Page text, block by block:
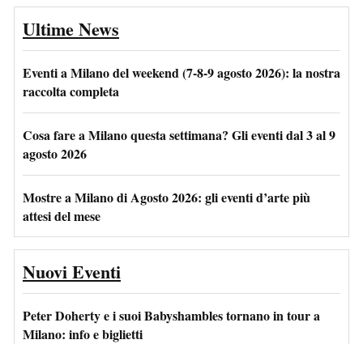
Ultime News
Eventi a Milano del weekend (7-8-9 agosto 2026): la nostra
raccolta completa
Cosa fare a Milano questa settimana? Gli eventi dal 3 al 9
agosto 2026
Mostre a Milano di Agosto 2026: gli eventi d’arte più
attesi del mese
Nuovi Eventi
Peter Doherty e i suoi Babyshambles tornano in tour a
Milano: info e biglietti